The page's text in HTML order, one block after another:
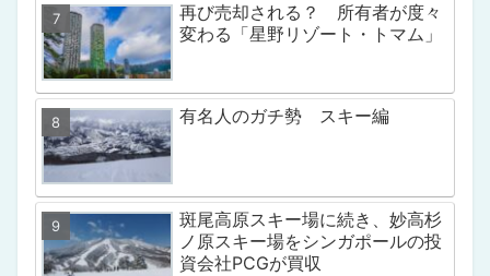
再び売却される？ 所有者が度々
変わる「星野リゾート・トマム」
有名人のガチ勢 スキー編
斑尾高原スキー場に続き、妙高杉
ノ原スキー場をシンガポールの投
資会社PCGが買収